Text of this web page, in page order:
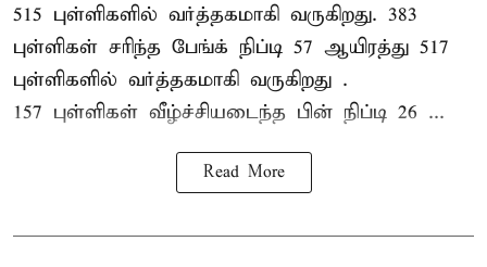
515 புள்ளிகளில் வர்த்தகமாகி வருகிறது. 383
புள்ளிகள் சரிந்த பேங்க் நிப்டி 57 ஆயிரத்து 517
புள்ளிகளில் வர்த்தகமாகி வருகிறது .
157 புள்ளிகள் வீழ்ச்சியடைந்த பின் நிப்டி 26 ...
Read More